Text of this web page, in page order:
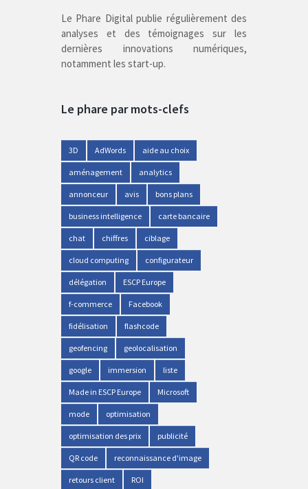
Le Phare Digital publie régulièrement des
analyses et des témoignages sur les
dernières innovations numériques,
notamment les start-up.
Le phare par mots-clefs
3D AdWords aide au choix
aménagement analytics
annonceur avis bons plans
business intelligence carte bancaire
chat chiffres ciblage
cloud computing configurateur
délégation ESCP Europe
f-commerce Facebook
fidélisation flashcode
geofencing geolocalisation
google immersion liste
Made in ESCP Europe Microsoft
mode optimisation
optimisation des prix publicité
QR code reconnaissance d'image
retours client ROI